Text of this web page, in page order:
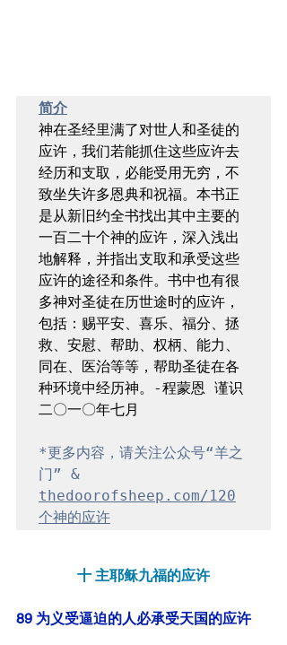
简介
神在圣经里满了对世人和圣徒的
应许，我们若能抓住这些应许去
经历和支取，必能受用无穷，不
致坐失许多恩典和祝福。本书正
是从新旧约全书找出其中主要的
一百二十个神的应许，深入浅出
地解释，并指出支取和承受这些
应许的途径和条件。书中也有很
多神对圣徒在历世途时的应许，
包括：赐平安、喜乐、福分、拯
救、安慰、帮助、权柄、能力、
同在、医治等等，帮助圣徒在各
种环境中经历神。-程蒙恩 谨识
二〇一〇年七月
*更多内容，请关注公众号“羊之
thedoorofsheep.com/120
个神的应许
十 主耶稣九福的应许
89 为义受逼迫的人必承受天国的应许